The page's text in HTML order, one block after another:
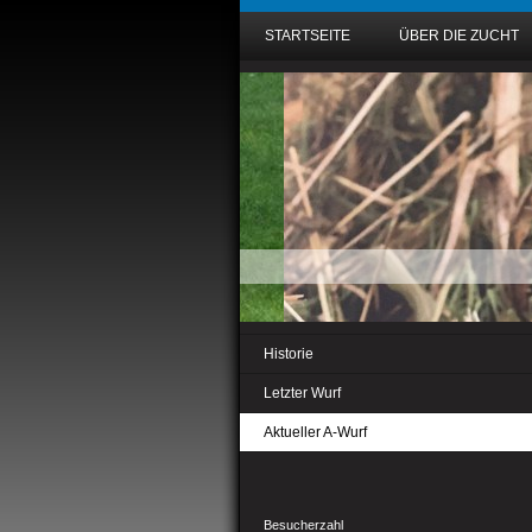
STARTSEITE ÜBER DIE ZUCHT
Historie
Letzter Wurf
Aktueller A-Wurf
Besucherzahl